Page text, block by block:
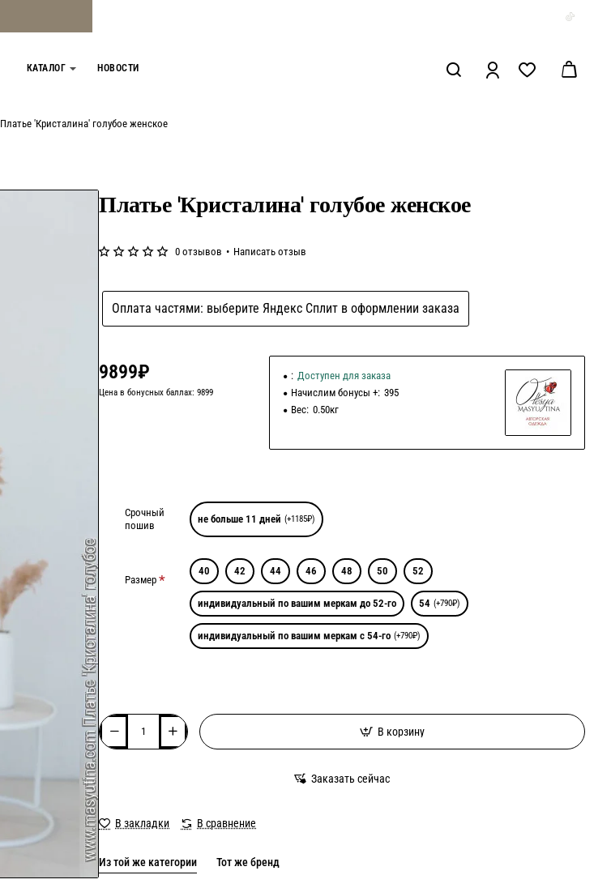
КАТАЛОГ НОВОСТИ
Платье 'Кристалина' голубое женское
Платье 'Кристалина' голубое женское
Оплата частями: выберите Яндекс Сплит в оформлении заказа
0 отзывов • Написать отзыв
9899₽
Цена в бонусных баллах: 9899
: Доступен для заказа
Начислим бонусы +: 395
Вес: 0.50кг
Срочный
пошив
не больше 11 дней (+1185₽)
Размер
40 42 44 46 48 50 52
индивидуальный по вашим меркам до 52-го 54 (+790₽)
индивидуальный по вашим меркам с 54-го (+790₽)
В корзину
Заказать сейчас
В закладки В сравнение
Из той же категории Тот же бренд